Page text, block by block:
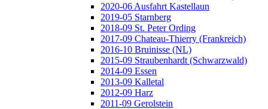
2020-06 Ausfahrt Kastellaun
2019-05 Starnberg
2018-09 St. Peter Ording
2017-09 Chateau-Thierry (Frankreich)
2016-10 Bruinisse (NL)
2015-09 Straubenhardt (Schwarzwald)
2014-09 Essen
2013-09 Kalletal
2012-09 Harz
2011-09 Gerolstein